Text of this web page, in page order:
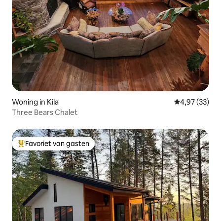
Woning in Kila Gemiddelde
4,97 (33)
Three Bears Chalet
Topfavoriet van gasten
Favoriet van gasten